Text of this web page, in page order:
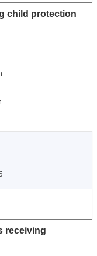
child protection
receiving